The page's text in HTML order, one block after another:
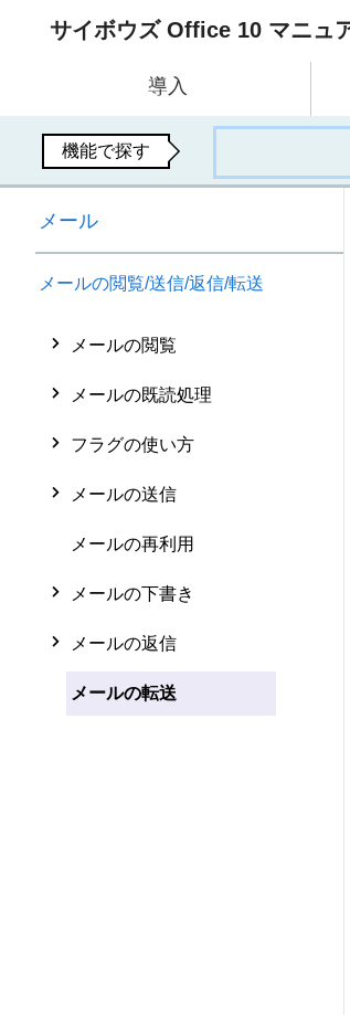
サイボウズ Office 10 マニュ
導入
機能で探す
メール
メールの閲覧/送信/返信/転送
メールの閲覧
メールの既読処理
フラグの使い方
メールの送信
メールの再利用
メールの下書き
メールの返信
メールの転送